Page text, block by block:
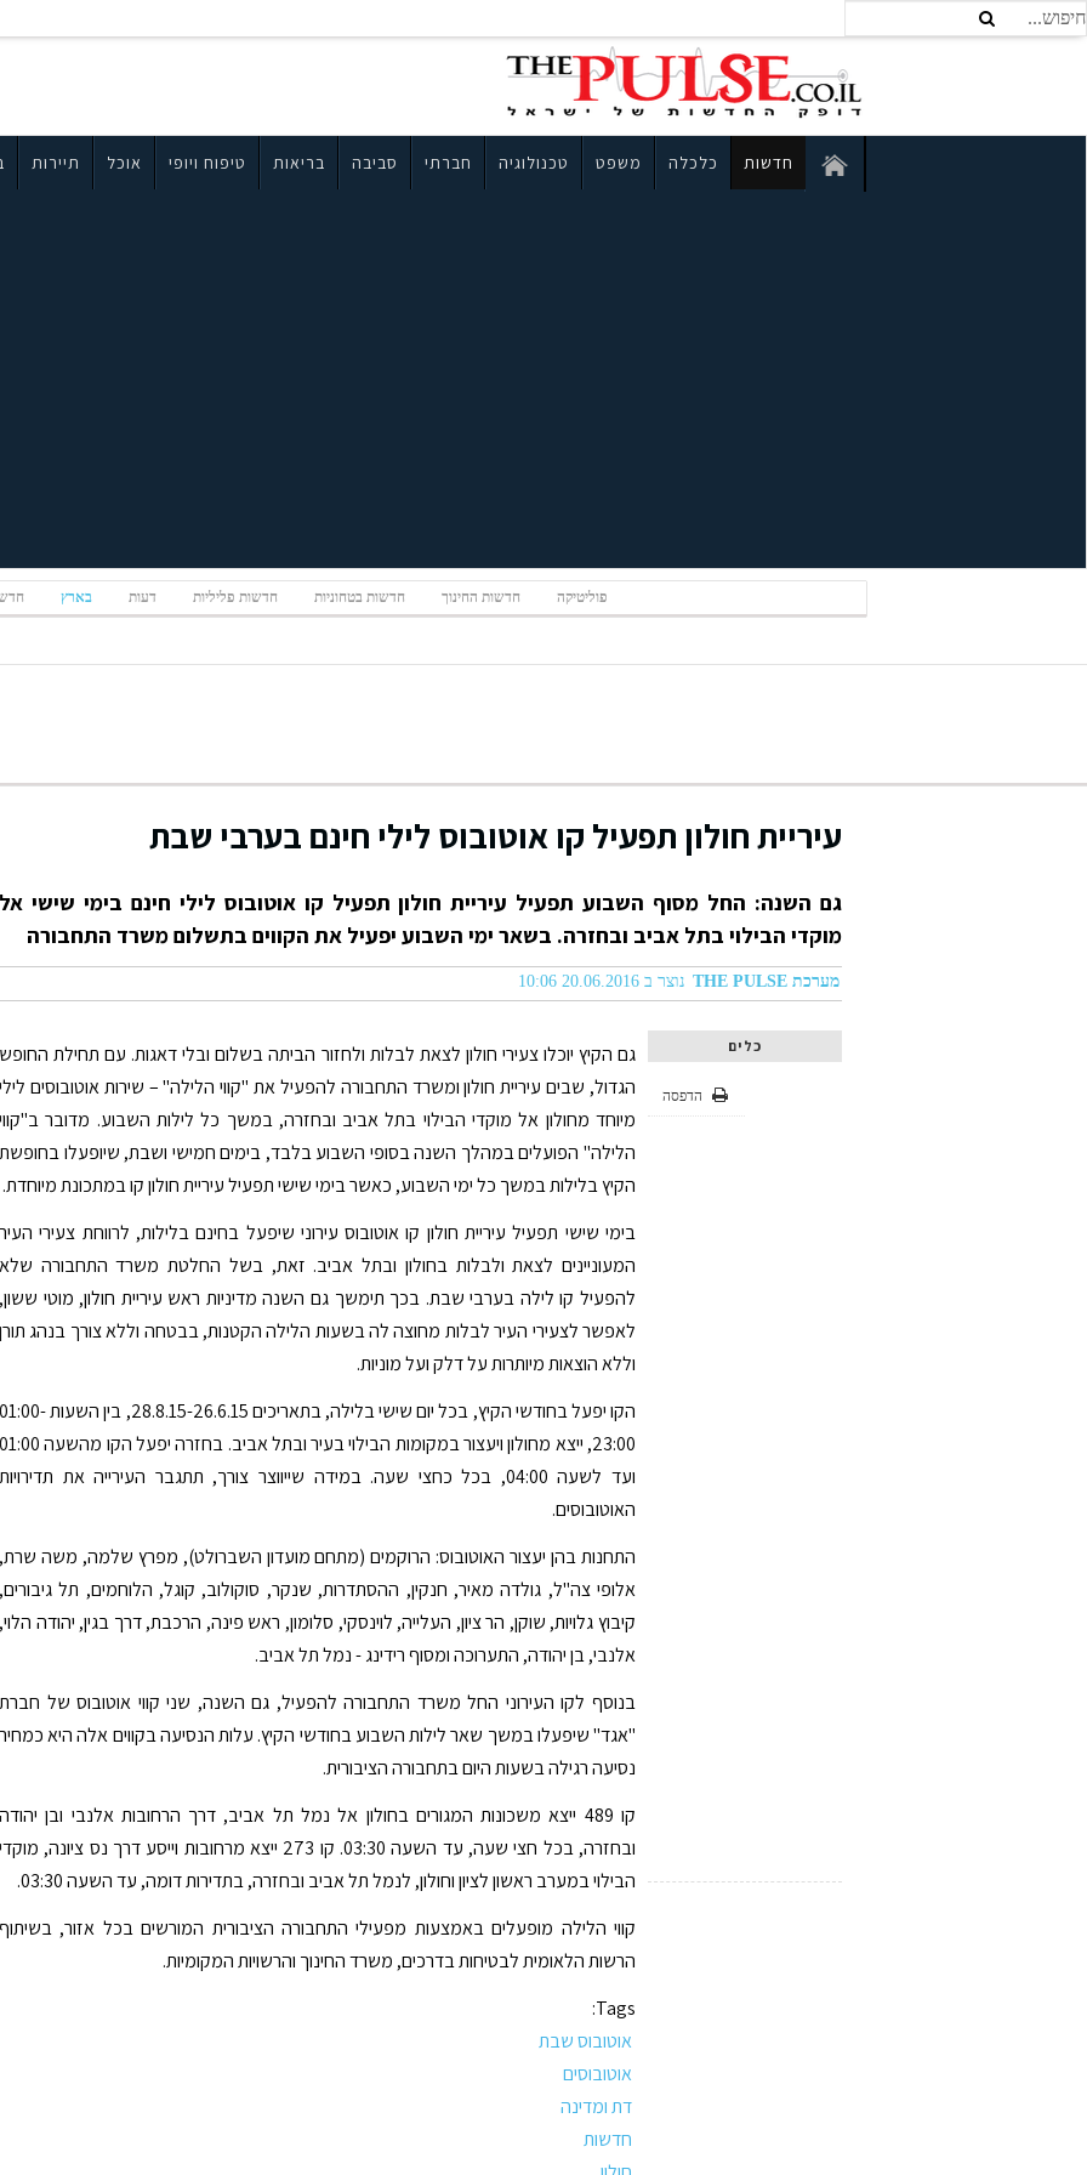
חדשות כלכלה משפט טכנולוגיה חברתי סביבה בריאות טיפוח ויופי אוכל תיירות
פוליטיקה חדשות החינוך חדשות בטחוניות חדשות פליליות דעות בארץ
עיריית חולון תפעיל קו אוטובוס לילי חינם בערבי שבת
גם השנה: החל מסוף השבוע תפעיל עיריית חולון תפעיל קו אוטובוס לילי חינם בימי שישי אל
מוקדי הבילוי בתל אביב ובחזרה. בשאר ימי השבוע יפעיל את הקווים בתשלום משרד התחבורה
מערכת THE PULSE נוצר ב 20.06.2016 10:06
כלים
הדפסה
גם הקיץ יוכלו צעירי חולון לצאת לבלות ולחזור הביתה בשלום ובלי דאגות. עם תחילת החופש
הגדול, שבים עיריית חולון ומשרד התחבורה להפעיל את "קווי הלילה" – שירות אוטובוסים לילי
מיוחד מחולון אל מוקדי הבילוי בתל אביב ובחזרה, במשך כל לילות השבוע. מדובר ב"קווי
הלילה" הפועלים במהלך השנה בסופי השבוע בלבד, בימים חמישי ושבת, שיופעלו בחופשת
הקיץ בלילות במשך כל ימי השבוע, כאשר בימי שישי תפעיל עיריית חולון קו במתכונת מיוחדת.
בימי שישי תפעיל עיריית חולון קו אוטובוס עירוני שיפעל בחינם בלילות, לרווחת צעירי העיר
המעוניינים לצאת ולבלות בחולון ובתל אביב. זאת, בשל החלטת משרד התחבורה שלא
להפעיל קו לילה בערבי שבת. בכך תימשך גם השנה מדיניות ראש עיריית חולון, מוטי ששון,
לאפשר לצעירי העיר לבלות מחוצה לה בשעות הלילה הקטנות, בבטחה וללא צורך בנהג תורן
וללא הוצאות מיותרות על דלק ועל מוניות.
הקו יפעל בחודשי הקיץ, בכל יום שישי בלילה, בתאריכים 28.8.15-26.6.15, בין השעות 01:00-
23:00, ייצא מחולון ויעצור במקומות הבילוי בעיר ובתל אביב. בחזרה יפעל הקו מהשעה 01:00
ועד לשעה 04:00, בכל כחצי שעה. במידה שייווצר צורך, תתגבר העירייה את תדירויות
האוטובוסים.
התחנות בהן יעצור האוטובוס: הרוקמים (מתחם מועדון השברולט), מפרץ שלמה, משה שרת,
אלופי צה"ל, גולדה מאיר, חנקין, ההסתדרות, שנקר, סוקולוב, קוגל, הלוחמים, תל גיבורים,
קיבוץ גלויות, שוקן, הר ציון, העלייה, לוינסקי, סלומון, ראש פינה, הרכבת, דרך בגין, יהודה הלוי,
אלנבי, בן יהודה, התערוכה ומסוף רידינג - נמל תל אביב.
בנוסף לקו העירוני החל משרד התחבורה להפעיל, גם השנה, שני קווי אוטובוס של חברת
"אגד" שיפעלו במשך שאר לילות השבוע בחודשי הקיץ. עלות הנסיעה בקווים אלה היא כמחיר
נסיעה רגילה בשעות היום בתחבורה הציבורית.
קו 489 ייצא משכונות המגורים בחולון אל נמל תל אביב, דרך הרחובות אלנבי ובן יהודה
ובחזרה, בכל חצי שעה, עד השעה 03:30. קו 273 ייצא מרחובות וייסע דרך נס ציונה, מוקדי
הבילוי במערב ראשון לציון וחולון, לנמל תל אביב ובחזרה, בתדירות דומה, עד השעה 03:30.
קווי הלילה מופעלים באמצעות מפעילי התחבורה הציבורית המורשים בכל אזור, בשיתוף
הרשות הלאומית לבטיחות בדרכים, משרד החינוך והרשויות המקומיות.
Tags:
אוטובוס שבת
אוטובוסים
דת ומדינה
חדשות